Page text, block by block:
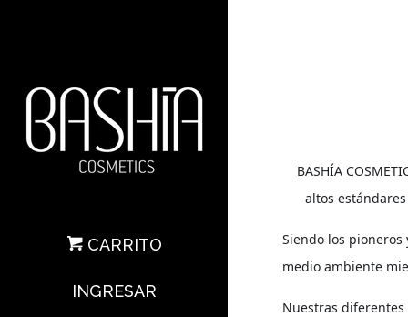
CARRITO
INGRESAR
BASHÍA
altos
Siendo los
medio ambiente
Nuestras